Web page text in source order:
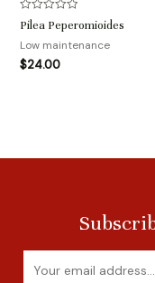
评
分
0
5
Pilea Peperomioides
Low maintenance
$24.00